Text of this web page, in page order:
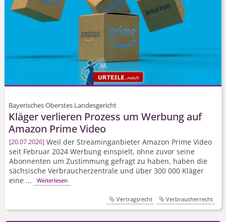
Bayerisches Oberstes Landesgericht
Kläger verlieren Prozess um Werbung auf
Amazon Prime Video
20.07.2026 Weil der Streaminganbieter Amazon Prime Video
seit Februar 2024 Werbung einspielt, ohne zuvor seine
Abonnenten um Zustimmung gefragt zu haben, haben die
sächsische Verbraucherzentrale und über 300 000 Kläger
eine ...
Weiterlesen
Vertragsrecht Verbraucherrecht